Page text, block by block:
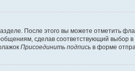
После этого вы можете отметить
сделав соответствующий
Присоединить подпись в форме